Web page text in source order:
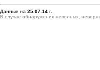
Данные на 25.07.14 г.
В случае обнаружения неполных,